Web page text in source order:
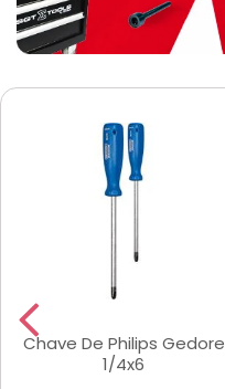
Chave De Philips Gedore
1/4x6